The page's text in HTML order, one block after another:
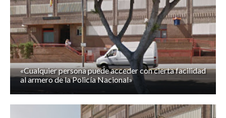
«Cualquier persona puede acceder con cierta facilidad
al armero de la Policía Nacional»